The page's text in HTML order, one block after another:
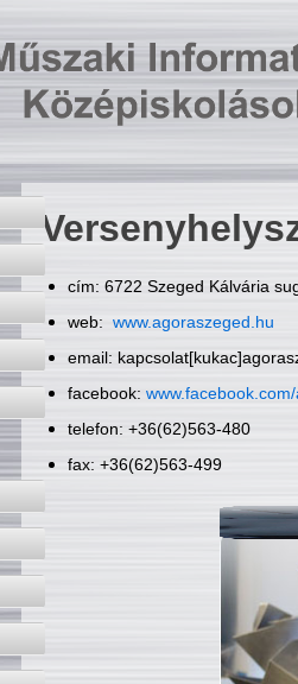
cím: 6722 Szeged Kálvária
web: www.agoraszeged.hu
email:
facebook:
telefon: +36(62)563-480
fax: +36(62)563-499